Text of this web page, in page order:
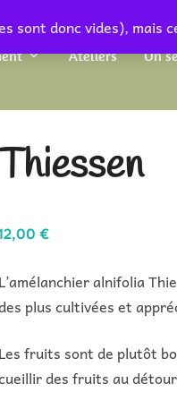
sont donc vides),
Ateliers On
€
L’amélanchier alnifolia
plus cultivées et
Les fruits sont de plutôt
des fruits au